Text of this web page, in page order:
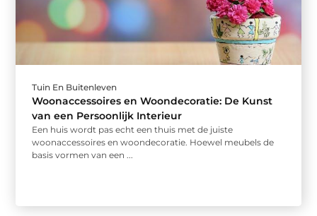
Tuin En Buitenleven
Woonaccessoires en Woondecoratie: De Kunst
van een Persoonlijk Interieur
Een huis wordt pas echt een thuis met de juiste
woonaccessoires en woondecoratie. Hoewel meubels de
basis vormen van een ...